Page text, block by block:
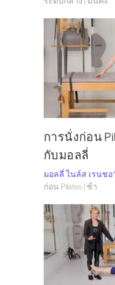
การนั่งก่อน
กับมอลลี่
มอลลี่ ไนล์ส เรนชอ
ก่อน Pilates | ช้า